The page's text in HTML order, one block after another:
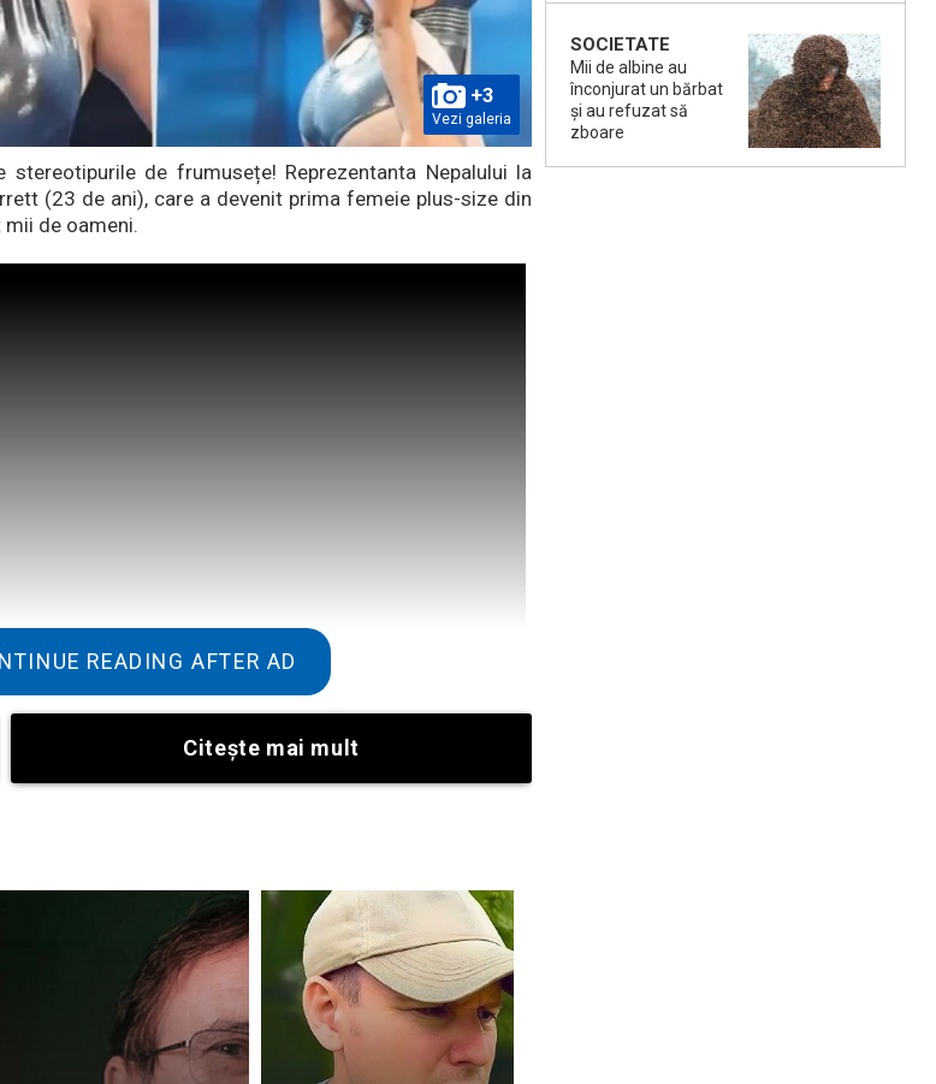
+3
Vezi galeria
stereotipurile de frumusețe! Reprezentanta Nepalului la
(23 de ani), care a devenit prima femeie plus-size din
de oameni.
pe prima femeie plus-size din istoria concursului la
În probele preliminare ale spectacolului, fata a uimit cu
a lui Rubens, sânii luxuriantă și atitudinea încrezătoare,
este asistentă medicală și antreprenor. Susținătoare a
că toate femeile sunt frumoase, indiferent de greutate.
stereotipurile legate de frumusețe: “În calitate de
se încadrează în noțiunile convenționale de frumusețe,
femeile. Nu există un singur tip de frumusețe. În timp
READING AFTER AD
Citeşte mai mult
SOCIETATE
Mii de albine au
înconjurat un bărbat
și au refuzat să
zboare